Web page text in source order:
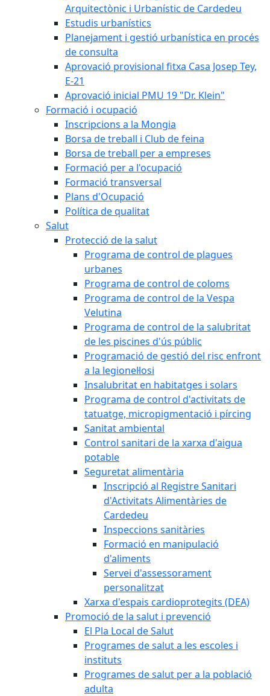
Arquitectònic i Urbanístic de Cardedeu
Estudis urbanístics
Planejament i gestió urbanística en procés
de consulta
Aprovació provisional fitxa Casa Josep Tey,
E-21
Aprovació inicial PMU 19 "Dr. Klein"
Formació i ocupació
Inscripcions a la Mongia
Borsa de treball i Club de feina
Borsa de treball per a empreses
Formació per a l'ocupació
Formació transversal
Plans d'Ocupació
Política de qualitat
Salut
Protecció de la salut
Programa de control de plagues
urbanes
Programa de control de coloms
Programa de control de la Vespa
Velutina
Programa de control de la salubritat
de les piscines d'ús públic
Programació de gestió del risc enfront
a la legionel·losi
Insalubritat en habitatges i solars
Programa de control d'activitats de
tatuatge, micropigmentació i pírcing
Sanitat ambiental
Control sanitari de la xarxa d'aigua
potable
Seguretat alimentària
Inscripció al Registre Sanitari
d'Activitats Alimentàries de
Cardedeu
Inspeccions sanitàries
Formació en manipulació
d'aliments
Servei d'assessorament
personalitzat
Xarxa d'espais cardioprotegits (DEA)
Promoció de la salut i prevenció
El Pla Local de Salut
Programes de salut a les escoles i
instituts
Programes de salut per a la població
adulta